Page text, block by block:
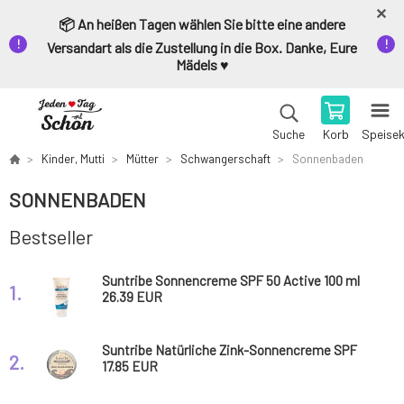
📦 An heißen Tagen wählen Sie bitte eine andere
Versandart als die Zustellung in die Box. Danke, Eure
Mädels ♥️
Suche Korb
Kinder, Mutti Mütter Schwangerschaft Sonnenbaden
SONNENBADEN
Bestseller
1.
Suntribe Sonnencreme SPF 50 Active 100 ml
26.39 EUR
2.
Suntribe Natürliche Zink-Sonnencreme SPF
50 Cocoa Tint 45 g
17.85 EUR